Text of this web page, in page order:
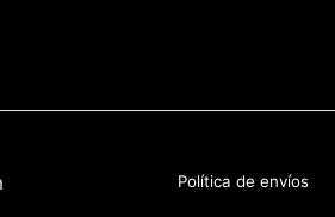
Política de envíos